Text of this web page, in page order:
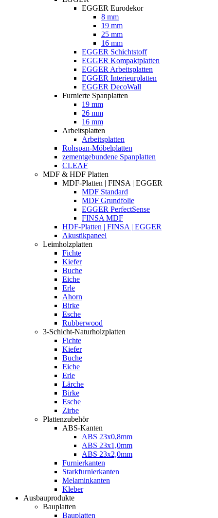
EGGER Eurodekor
8 mm
19 mm
25 mm
16 mm
EGGER Schichtstoff
EGGER Kompaktplatten
EGGER Arbeitsplatten
EGGER Interieurplatten
EGGER DecoWall
Furnierte Spanplatten
19 mm
26 mm
16 mm
Arbeitsplatten
Arbeitsplatten
Rohspan-Möbelplatten
zementgebundene Spanplatten
CLEAF
MDF & HDF Platten
MDF-Platten | FINSA | EGGER
MDF Standard
MDF Grundfolie
EGGER PerfectSense
FINSA MDF
HDF-Platten | FINSA | EGGER
Akustikpaneel
Leimholzplatten
Fichte
Kiefer
Buche
Eiche
Erle
Ahorn
Birke
Esche
Rubberwood
3-Schicht-Naturholzplatten
Fichte
Kiefer
Buche
Eiche
Erle
Lärche
Birke
Esche
Zirbe
Plattenzubehör
ABS-Kanten
ABS 23x0,8mm
ABS 23x1,0mm
ABS 23x2,0mm
Furnierkanten
Starkfurnierkanten
Melaminkanten
Kleber
Ausbauprodukte
Bauplatten
Bauplatten